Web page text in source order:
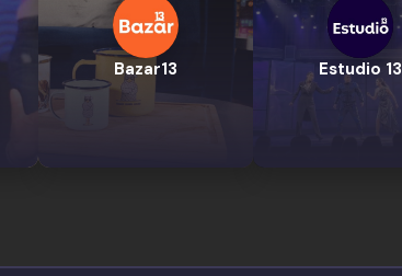
Bazar13 Estudio 13